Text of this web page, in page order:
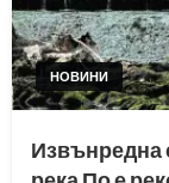
НОВИНИ
Извънредна